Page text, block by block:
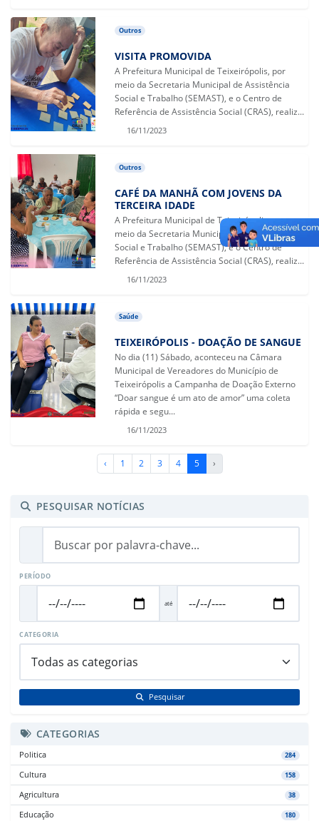
Outros
VISITA PROMOVIDA
A Prefeitura Municipal de Teixeirópolis, por
meio da Secretaria Municipal de Assistência
Social e Trabalho (SEMAST), e o Centro de
Referência de Assistência Social (CRAS), realiz...
16/11/2023
Outros
CAFÉ DA MANHÃ COM JOVENS DA
TERCEIRA IDADE
A Prefeitura Municipal de Teixeirópolis, por
meio da Secretaria Municipal de Assistência
Social e Trabalho (SEMAST), e o Centro de
Referência de Assistência Social (CRAS), realiz...
16/11/2023
Saúde
TEIXEIRÓPOLIS - DOAÇÃO DE SANGUE
No dia (11) Sábado, aconteceu na Câmara
Municipal de Vereadores do Município de
Teixeirópolis a Campanha de Doação Externo
“Doar sangue é um ato de amor” uma coleta
rápida e segu...
16/11/2023
‹ 1 2 3 4 5 ›
PESQUISAR NOTÍCIAS
PERÍODO
até
CATEGORIA
Pesquisar
CATEGORIAS
Politica 284
Cultura 158
Agricultura 38
Educação 180